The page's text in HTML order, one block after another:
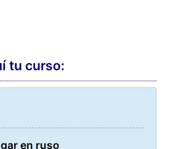
tu curso:
en ruso